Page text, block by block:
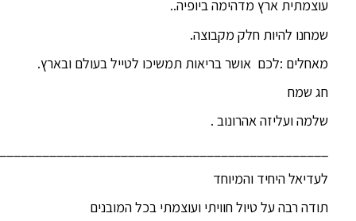
עוצמתית ארץ מדהימה ביופיה..
שמחנו להיות חלק מקבוצה.
מאחלים :לכם אושר בריאות תמשיכו לטייל בעולם ובארץ.
חג שמח
שלמה ועליזה אהרונוב .
לעדיאל היחיד והמיוחד
תודה רבה על טיול חוויתי ועוצמתי בכל המובנים